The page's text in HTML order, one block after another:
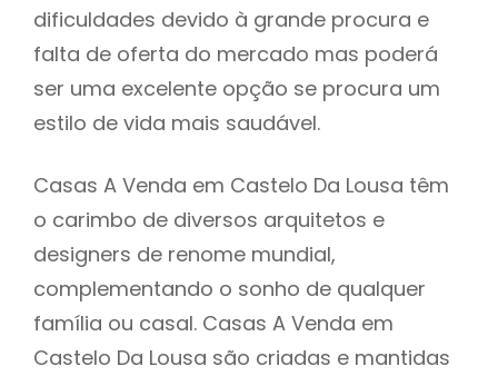
dificuldades devido à grande procura e
falta de oferta do mercado mas poderá
ser uma excelente opção se procura um
estilo de vida mais saudável.
Casas A Venda em Castelo Da Lousa têm
o carimbo de diversos arquitetos e
designers de renome mundial,
complementando o sonho de qualquer
família ou casal. Casas A Venda em
Castelo Da Lousa são criadas e mantidas